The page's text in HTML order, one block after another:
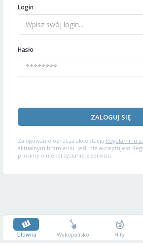
Login
Hasło
ZALOGUJ SIĘ
Zalogowanie oznacza akceptację Regulaminu
aktualnym brzmieniu. Jeśli nie akceptujesz
prosimy o niekorzystanie z serwisu.
Główna Wykopalisko Hity